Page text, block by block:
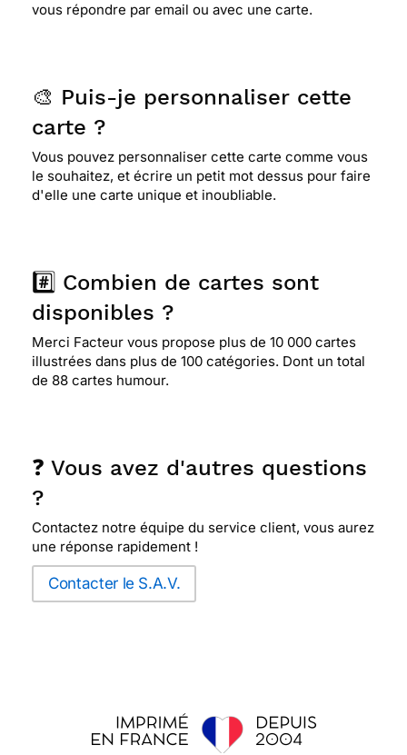
vous répondre par email ou avec une carte.
🎨 Puis-je personnaliser cette
carte ?
Vous pouvez personnaliser cette carte comme vous
le souhaitez, et écrire un petit mot dessus pour faire
d'elle une carte unique et inoubliable.
#️⃣ Combien de cartes sont
disponibles ?
Merci Facteur vous propose plus de 10 000 cartes
illustrées dans plus de 100 catégories. Dont un total
de 88 cartes humour.
❓ Vous avez d'autres questions
?
Contactez notre équipe du service client, vous aurez
une réponse rapidement !
Contacter le S.A.V.